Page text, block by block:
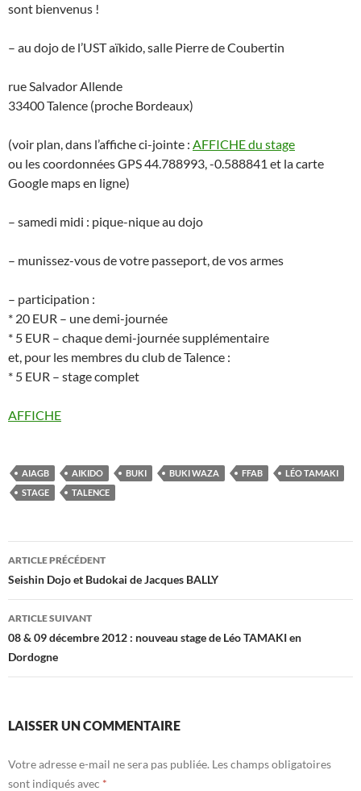
sont bienvenus !
– au dojo de l’UST aïkido, salle Pierre de Coubertin
rue Salvador Allende
33400 Talence (proche Bordeaux)
(voir plan, dans l’affiche ci-jointe : AFFICHE du stage
ou les coordonnées GPS 44.788993, -0.588841 et la carte
Google maps en ligne)
– samedi midi : pique-nique au dojo
– munissez-vous de votre passeport, de vos armes
– participation :
* 20 EUR – une demi-journée
* 5 EUR – chaque demi-journée supplémentaire
et, pour les membres du club de Talence :
* 5 EUR – stage complet
AFFICHE
AIAGB AIKIDO BUKI BUKI WAZA FFAB
LÉO TAMAKI
STAGE
TALENCE
Navigation
des
articles
ARTICLE PRÉCÉDENT
Seishin Dojo et Budokai de Jacques BALLY
ARTICLE SUIVANT
08 & 09 décembre 2012 : nouveau stage de Léo TAMAKI en
Dordogne
LAISSER UN COMMENTAIRE
Votre adresse e-mail ne sera pas publiée. Les champs obligatoires
sont indiqués avec *